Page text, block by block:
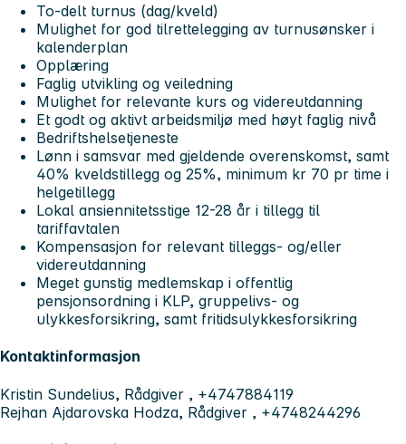
To-delt turnus (dag/kveld)
Mulighet for god tilrettelegging av turnusønsker i
kalenderplan
Opplæring
Faglig utvikling og veiledning
Mulighet for relevante kurs og videreutdanning
Et godt og aktivt arbeidsmiljø med høyt faglig nivå
Bedriftshelsetjeneste
Lønn i samsvar med gjeldende overenskomst, samt
40% kveldstillegg og 25%, minimum kr 70 pr time i
helgetillegg
Lokal ansiennitetsstige 12-28 år i tillegg til
tariffavtalen
Kompensasjon for relevant tilleggs- og/eller
videreutdanning
Meget gunstig medlemskap i offentlig
pensjonsordning i KLP, gruppelivs- og
ulykkesforsikring, samt fritidsulykkesforsikring
Kontaktinformasjon
Kristin Sundelius, Rådgiver , +4747884119
Rejhan Ajdarovska Hodza, Rådgiver , +4748244296